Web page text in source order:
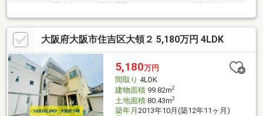
ンビニまで徒歩約2分・ドラッグストアまで徒歩約7分・総合病院
まで徒歩約4分・小学校まで徒歩約8分・幼稚園まで徒歩約4分・
公園まで徒歩約5分是非、一度内覧してみませんか！住宅ローンな
どの資金計画もお気軽にご相談ください!!お問合せお待ちしており
ます!!
大阪府大阪市住吉区大領２ 5,180万円 4LDK
5,180万円
間取り 4LDK
建物面積99.82m2
土地面積80.43m2
築年月 2013年10月(築12年11ヶ月)